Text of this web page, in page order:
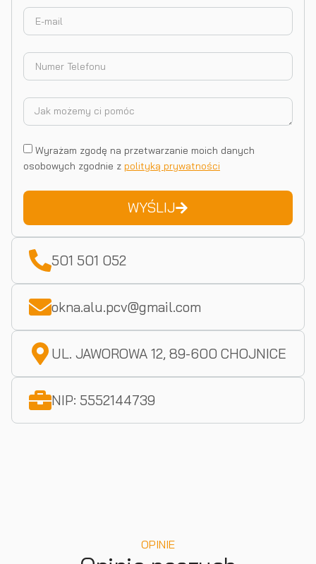
Wyrażam zgodę na przetwarzanie moich danych
osobowych zgodnie z polityką prywatności
WYŚLIJ
501 501 052
okna.alu.pcv@gmail.com
UL. JAWOROWA 12, 89-600 CHOJNICE
NIP: 5552144739
OPINIE